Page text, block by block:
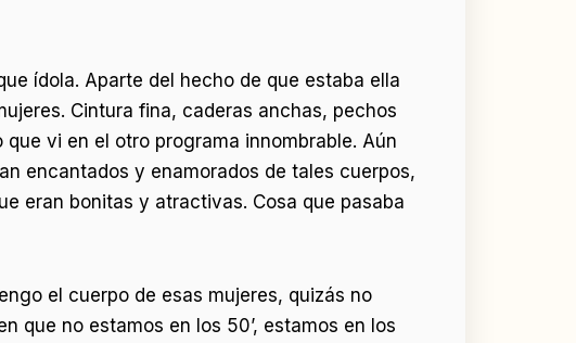
ídola. Aparte del hecho de que estaba ella
Cintura fina, caderas anchas, pechos
vi en el otro programa innombrable. Aún
encantados y enamorados de tales cuerpos,
eran bonitas y atractivas. Cosa que pasaba
el cuerpo de esas mujeres, quizás no
que no estamos en los 50’, estamos en los